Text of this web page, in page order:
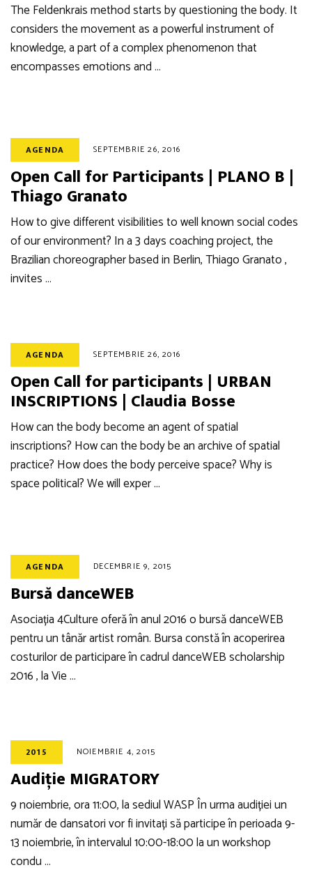
The Feldenkrais method starts by questioning the body. It
considers the movement as a powerful instrument of
knowledge, a part of a complex phenomenon that
encompasses emotions and …
AGENDA SEPTEMBRIE 26, 2016
Open Call for Participants | PLANO B |
Thiago Granato
How to give different visibilities to well known social codes
of our environment? In a 3 days coaching project, the
Brazilian choreographer based in Berlin, Thiago Granato ,
invites …
AGENDA SEPTEMBRIE 26, 2016
Open Call for participants | URBAN
INSCRIPTIONS | Claudia Bosse
How can the body become an agent of spatial
inscriptions? How can the body be an archive of spatial
practice? How does the body perceive space? Why is
space political? We will exper …
AGENDA DECEMBRIE 9, 2015
Bursă danceWEB
Asociația 4Culture oferă în anul 2016 o bursă danceWEB
pentru un tânăr artist român. Bursa constă în acoperirea
costurilor de participare în cadrul danceWEB scholarship
2016 , la Vie …
2015 NOIEMBRIE 4, 2015
Audiție MIGRATORY
9 noiembrie, ora 11:00, la sediul WASP În urma audiției un
număr de dansatori vor fi invitați să participe în perioada 9-
13 noiembrie, în intervalul 10:00-18:00 la un workshop
condu …